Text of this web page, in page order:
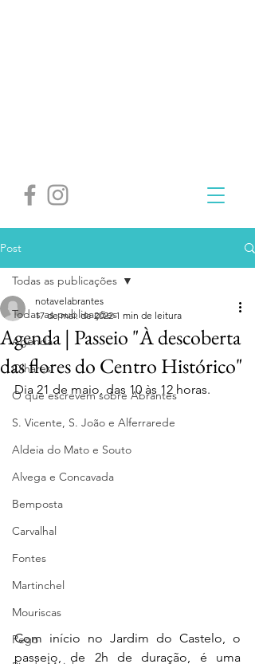
Post
Todas as publicações
Agenda
Olhares
O que escrevem sobre Abrantes
S. Vicente, S. João e Alferrarede
Aldeia do Mato e Souto
Alvega e Concavada
Bemposta
Carvalhal
Fontes
Martinchel
Mouriscas
Pego
Todas as publicações
Agenda | Passeio "À descoberta
das flores do Centro Histórico"
notavelabrantes
17 de mai. de 2022 1 min de leitura
Dia 21 de maio, das 10 às 12 horas.
Com início no Jardim do Castelo, o
passeio, de 2h de duração, é uma